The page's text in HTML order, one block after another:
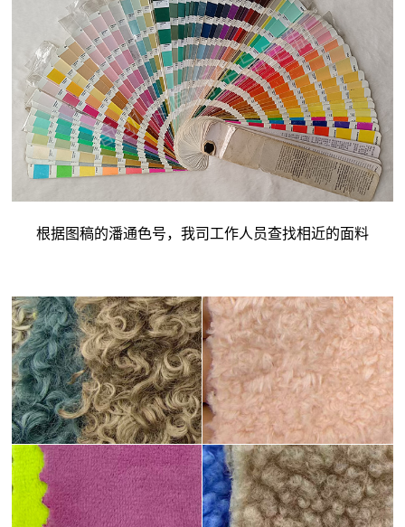
根据图稿的潘通色号，我司工作人员查找相近的面料